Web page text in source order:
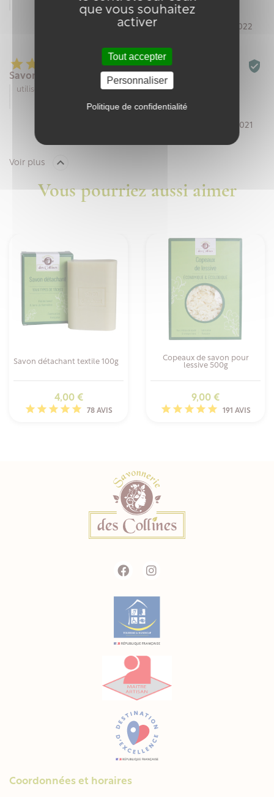
que vous souhaitez
activer
Tout accepter
Personnaliser
Politique de confidentialité
Par Claudine C. le 18/03/2022

Savon noir
utilise pour tout le ménage et très doux pour sa peau

Par bruno a. le 04/05/2021
Voir plus 
Vous pourriez aussi aimer
Savon détachant textile 100g
Prix
4,00 €
78 AVIS
Copeaux de savon pour
lessive 500g
Prix
9,00 €
191 AVIS
Coordonnées et horaires